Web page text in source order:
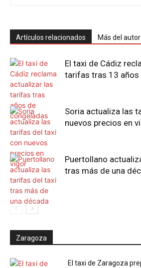
Artículos relacionados Más del autor
El taxi de Cádiz
tarifas tras 13 años
Soria actualiza las
nuevos precios en
Puertollano
tras más de una
Zaragoza
El taxi de Zaragoza